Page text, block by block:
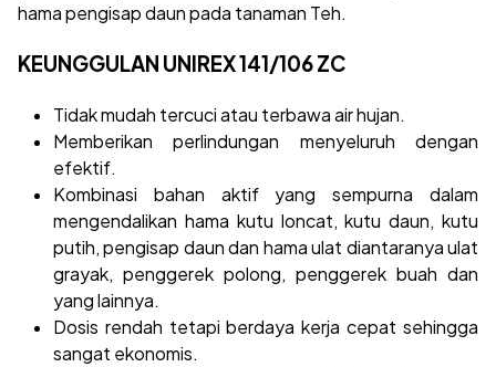
hama pengisap daun pada tanaman Teh.
KEUNGGULAN UNIREX 141/106 ZC
Tidak mudah tercuci atau terbawa air hujan.
Memberikan perlindungan menyeluruh dengan
efektif.
Kombinasi bahan aktif yang sempurna dalam
mengendalikan hama kutu loncat, kutu daun, kutu
putih, pengisap daun dan hama ulat diantaranya ulat
grayak, penggerek polong, penggerek buah dan
yang lainnya.
Dosis rendah tetapi berdaya kerja cepat sehingga
sangat ekonomis.